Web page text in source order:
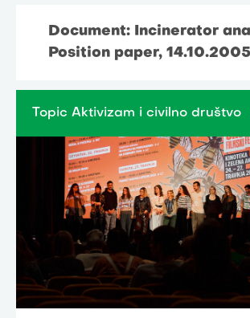
Document: Incinerator
Position paper, 14.10.2005
Topic Aktivizam i civilno društvo